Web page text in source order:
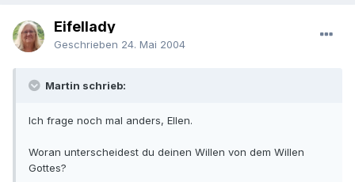
Eifellady
Geschrieben 24. Mai 2004
Martin schrieb:
Ich frage noch mal anders, Ellen.
Woran unterscheidest du deinen Willen von dem Willen
Gottes?